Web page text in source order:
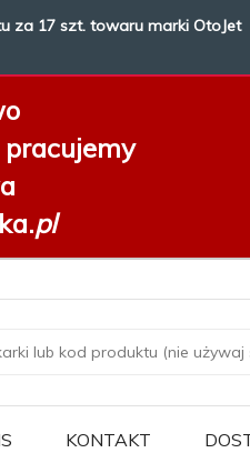
za 17 szt. towaru marki OtoJet
pracujemy
pl
KONTAKT